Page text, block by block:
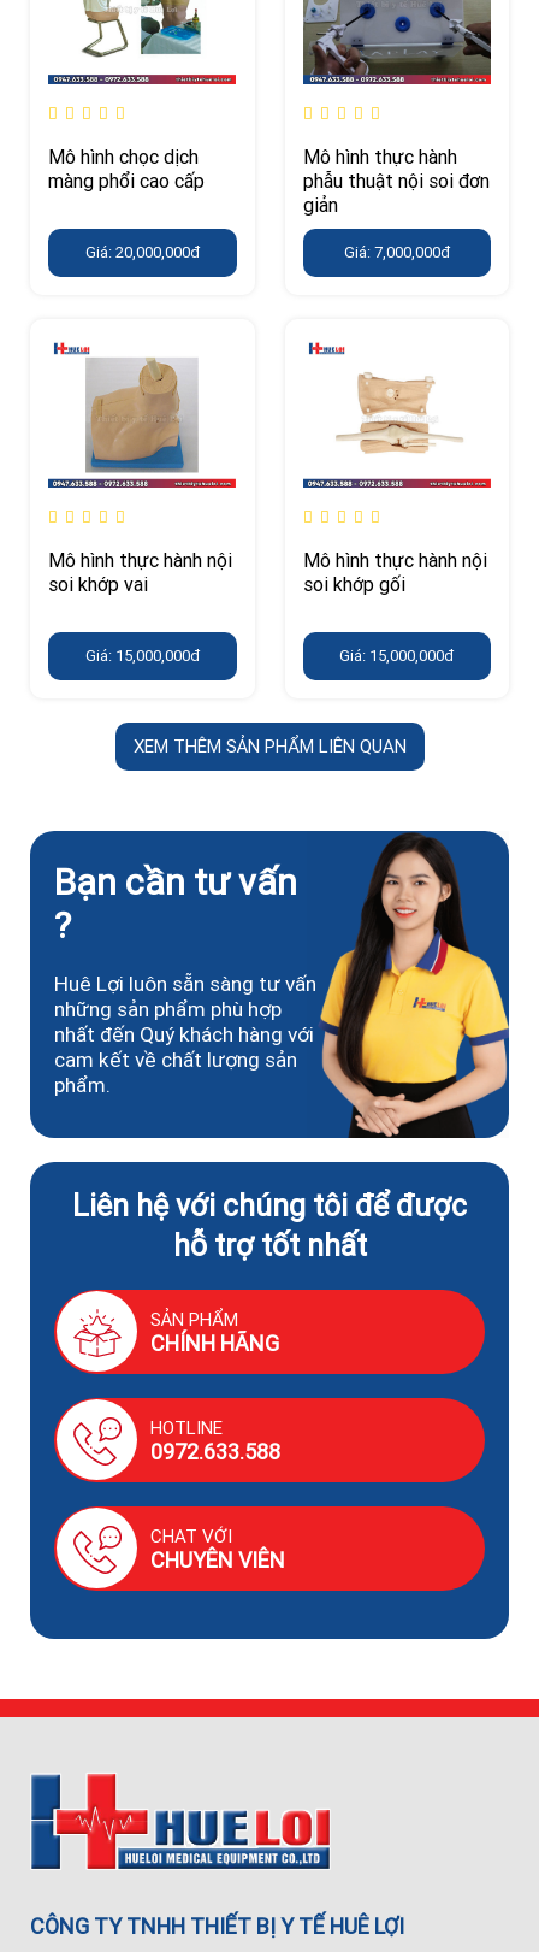
Mô hình chọc dịch
màng phổi cao cấp
Giá: 20,000,000đ
Mô hình thực hành
phẫu thuật nội soi đơn
giản
Giá: 7,000,000đ
Mô hình thực hành nội
soi khớp vai
Giá: 15,000,000đ
Mô hình thực hành nội
soi khớp gối
Giá: 15,000,000đ
XEM THÊM SẢN PHẨM LIÊN QUAN
Bạn cần tư vấn
?
Huê Lợi luôn sẵn sàng tư vấn
những sản phẩm phù hợp
nhất đến Quý khách hàng với
cam kết về chất lượng sản
phẩm.
Liên hệ với chúng tôi để được
hỗ trợ tốt nhất
SẢN PHẨM
CHÍNH HÃNG
HOTLINE
0972.633.588
CHAT VỚI
CHUYÊN VIÊN
CÔNG TY TNHH THIẾT BỊ Y TẾ HUÊ LỢI